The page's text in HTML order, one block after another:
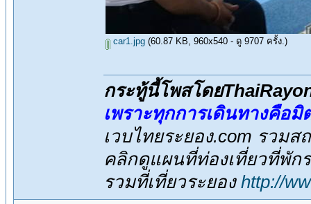
car1.jpg (60.87 KB, 960x540 - ดู 9707 ครั้ง.)
กระทู้นี้โพสโดย
เพราะทุกการเดินทางคือมิ
เวบไทยระยอง.com รวม
คลิกดูแผนที่ท่องเที่ยวที่พัก
รวมที่เที่ยวระยอง http://